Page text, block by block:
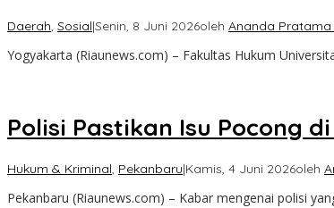
Daerah, Sosial|Senin, 8 Juni 2026oleh Ananda Pratama
Yogyakarta (Riaunews.com) – Fakultas Hukum
Polisi Pastikan Isu Pocong
Hukum & Kriminal, Pekanbaru|Kamis, 4 Juni 2026oleh
Pekanbaru (Riaunews.com) – Kabar mengenai polisi